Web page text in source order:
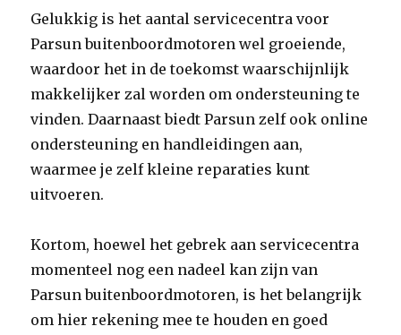
Gelukkig is het aantal servicecentra voor
Parsun buitenboordmotoren wel groeiende,
waardoor het in de toekomst waarschijnlijk
makkelijker zal worden om ondersteuning te
vinden. Daarnaast biedt Parsun zelf ook online
ondersteuning en handleidingen aan,
waarmee je zelf kleine reparaties kunt
uitvoeren.
Kortom, hoewel het gebrek aan servicecentra
momenteel nog een nadeel kan zijn van
Parsun buitenboordmotoren, is het belangrijk
om hier rekening mee te houden en goed